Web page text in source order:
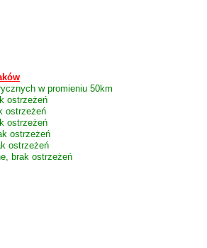
w promieniu 50km
ostrzeżeń
ostrzeżeń
ostrzeżeń
ostrzeżeń
ostrzeżeń
brak ostrzeżeń